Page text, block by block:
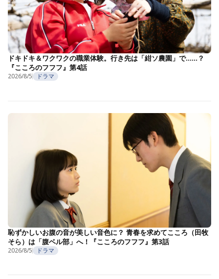
ドキドキ＆ワクワクの職業体験。行き先は「紺ソ農園」で……？
『こころのフフフ』第4話
2026/8/5 ドラマ
恥ずかしいお腹の音が美しい音色に？ 青春を求めてこころ（田牧
そら）は「腹ベル部」へ！『こころのフフフ』第3話
2026/8/5 ドラマ